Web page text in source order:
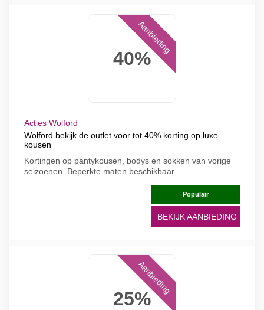
40%
Aanbieding
Acties Wolford
Wolford bekijk de outlet voor tot 40% korting op luxe
kousen
Kortingen op pantykousen, bodys en sokken van vorige
seizoenen. Beperkte maten beschikbaar
Populair
BEKIJK AANBIEDING
25%
Aanbieding